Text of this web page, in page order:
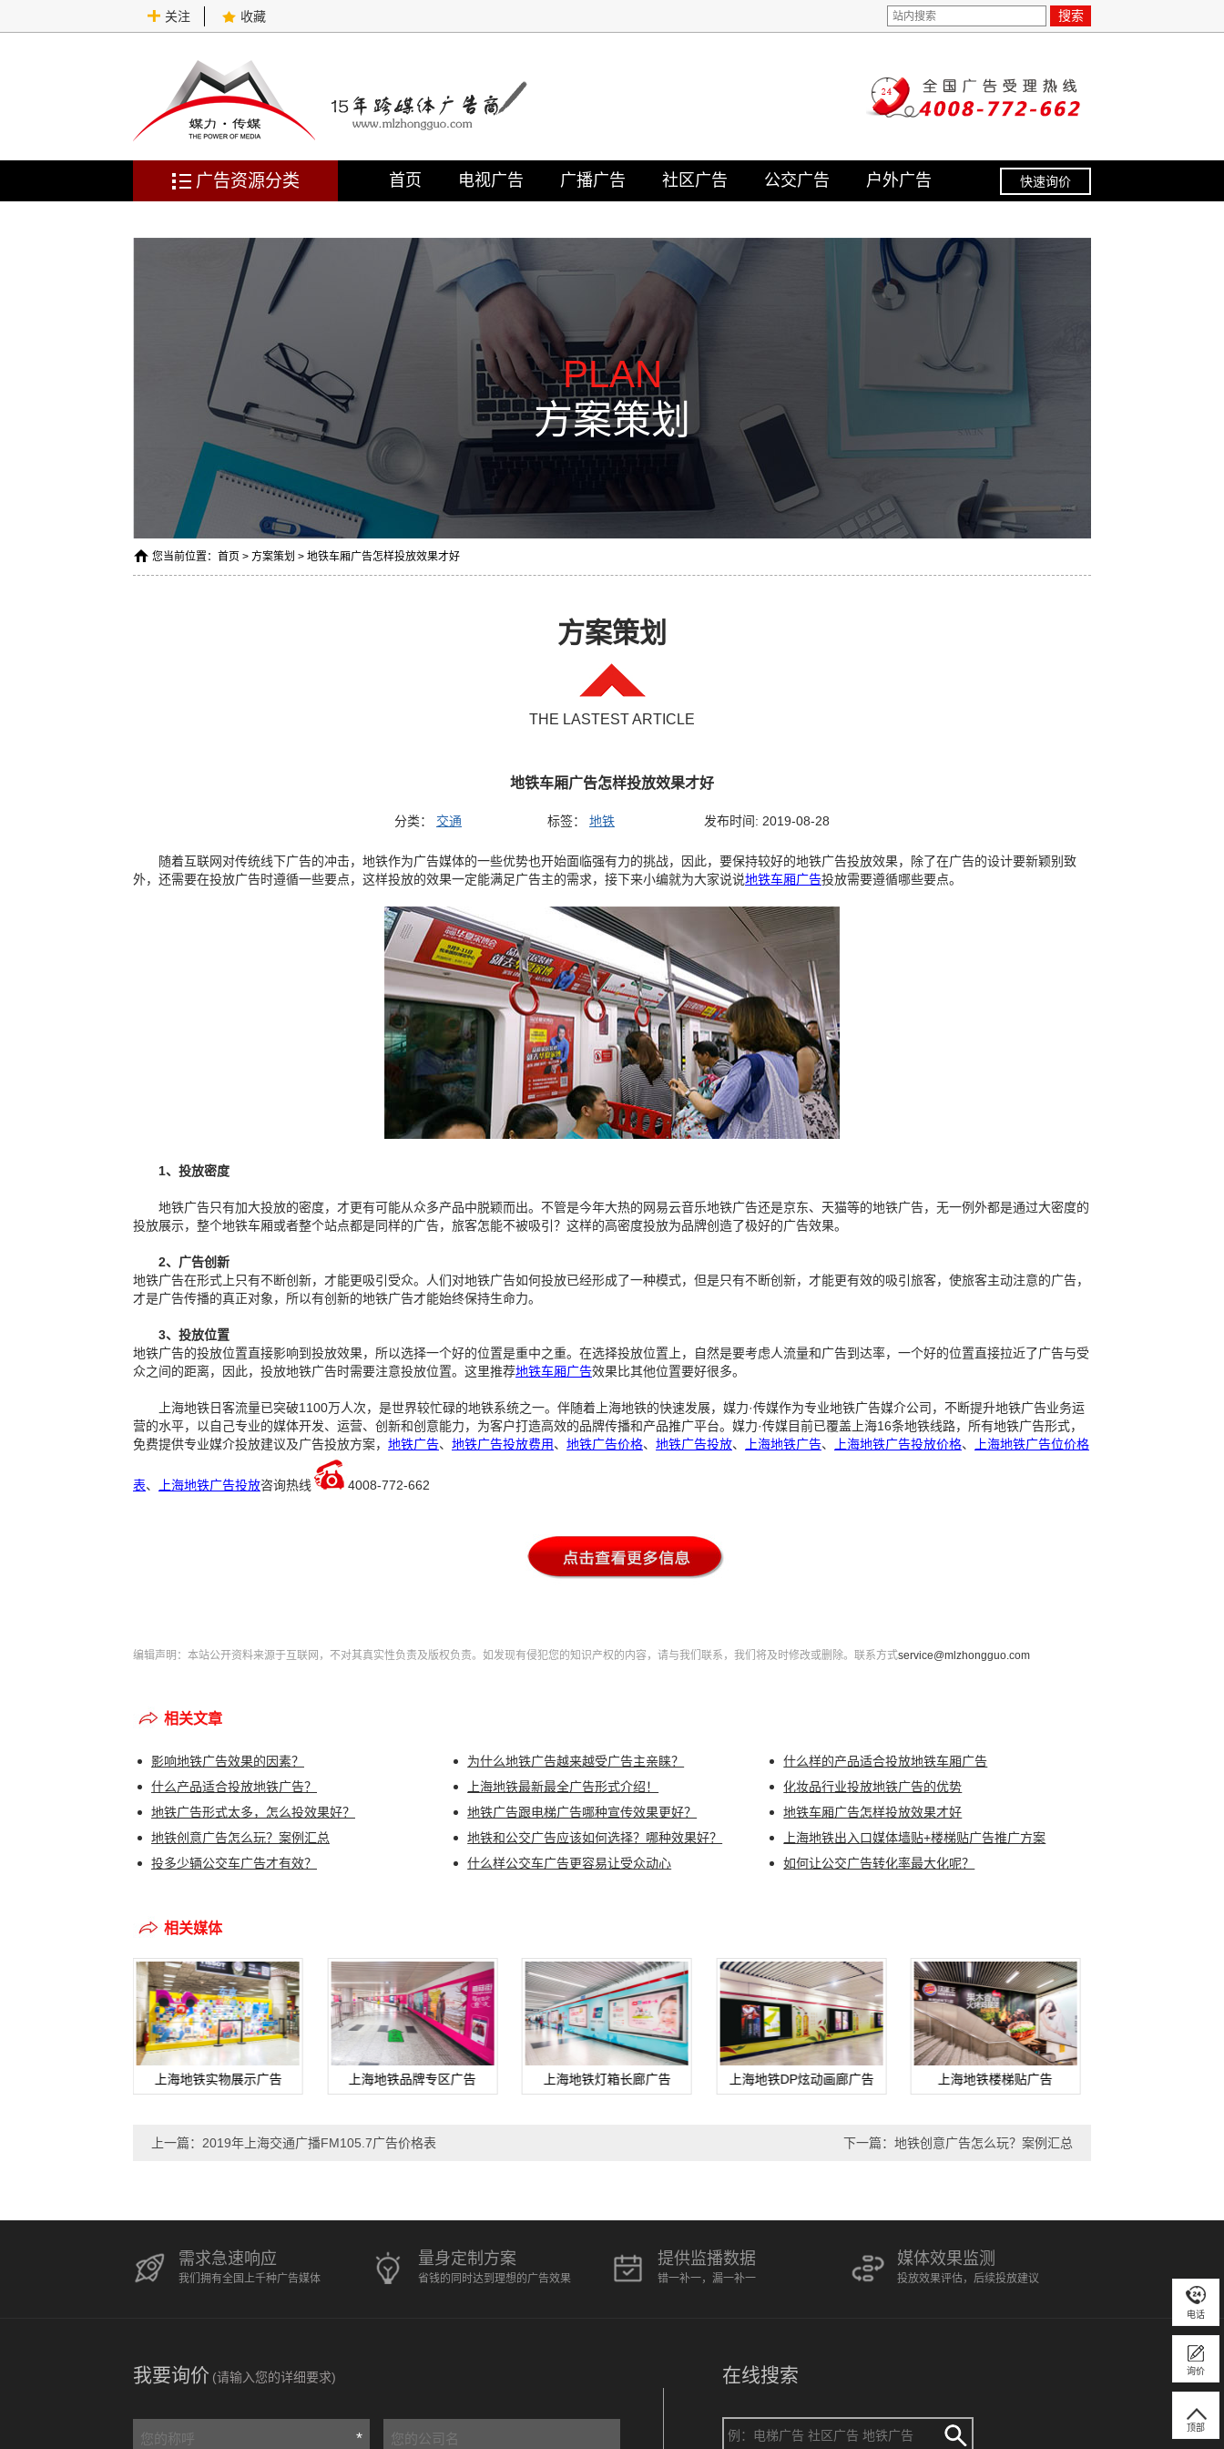
关注 收藏 搜索
广告资源分类 首页 电视广告 广播广告 社区广告 公交广告 户外广告 快速询价
PLAN
方案策划
您当前位置： 首页 > 方案策划 > 地铁车厢广告怎样投放效果才好
方案策划
THE LASTEST ARTICLE
地铁车厢广告怎样投放效果才好
分类： 交通 标签： 地铁 发布时间: 2019-08-28
随着互联网对传统线下广告的冲击，地铁作为广告媒体的一些优势也开始面临强有力的挑战，因此，要保持较好的地铁广告投放效果，除了在广告的设计要新颖别致
外，还需要在投放广告时遵循一些要点，这样投放的效果一定能满足广告主的需求，接下来小编就为大家说说地铁车厢广告投放需要遵循哪些要点。
1、投放密度
地铁广告只有加大投放的密度，才更有可能从众多产品中脱颖而出。不管是今年大热的网易云音乐地铁广告还是京东、天猫等的地铁广告，无一例外都是通过大密度的
投放展示，整个地铁车厢或者整个站点都是同样的广告，旅客怎能不被吸引？这样的高密度投放为品牌创造了极好的广告效果。
2、广告创新
地铁广告在形式上只有不断创新，才能更吸引受众。人们对地铁广告如何投放已经形成了一种模式，但是只有不断创新，才能更有效的吸引旅客，使旅客主动注意的广告，
才是广告传播的真正对象，所以有创新的地铁广告才能始终保持生命力。
3、投放位置
地铁广告的投放位置直接影响到投放效果，所以选择一个好的位置是重中之重。在选择投放位置上，自然是要考虑人流量和广告到达率，一个好的位置直接拉近了广告与受
众之间的距离，因此，投放地铁广告时需要注意投放位置。这里推荐地铁车厢广告效果比其他位置要好很多。
上海地铁日客流量已突破1100万人次，是世界较忙碌的地铁系统之一。伴随着上海地铁的快速发展，媒力·传媒作为专业地铁广告媒介公司，不断提升地铁广告业务运
营的水平，以自己专业的媒体开发、运营、创新和创意能力，为客户打造高效的品牌传播和产品推广平台。媒力·传媒目前已覆盖上海16条地铁线路，所有地铁广告形式，
免费提供专业媒介投放建议及广告投放方案， 地铁广告、 地铁广告投放费用、 地铁广告价格、 地铁广告投放、 上海地铁广告、 上海地铁广告投放价格、 上海地铁广告位价格
表、 上海地铁广告投放咨询热线 4008-772-662
编辑声明：本站公开资料来源于互联网，不对其真实性负责及版权负责。如发现有侵犯您的知识产权的内容，请与我们联系，我们将及时修改或删除。联系方式service@mlzhongguo.com
相关文章
影响地铁广告效果的因素？ 为什么地铁广告越来越受广告主亲睐？
什么样的产品适合投放地铁车厢广告
什么产品适合投放地铁广告？
上海地铁最新最全广告形式介绍！
化妆品行业投放地铁广告的优势
地铁广告形式太多，怎么投效果好？
地铁广告跟电梯广告哪种宣传效果更好？
地铁车厢广告怎样投放效果才好
地铁创意广告怎么玩？案例汇总
地铁和公交广告应该如何选择？哪种效果好？
上海地铁出入口媒体墙贴+楼梯贴广告推广方案
投多少辆公交车广告才有效？
什么样公交车广告更容易让受众动心 如何让公交广告转化率最大化呢？
相关媒体
上海地铁实物展示广告 上海地铁品牌专区广告 上海地铁灯箱长廊广告 上海地铁DP炫动画廊广告 上海地铁楼梯贴广告
上一篇：2019年上海交通广播FM105.7广告价格表 下一篇：地铁创意广告怎么玩？案例汇总
需求急速响应
我们拥有全国上千种广告媒体
量身定制方案
省钱的同时达到理想的广告效果
提供监播数据
错一补一，漏一补一
媒体效果监测
投放效果评估，后续投放建议
我要询价 (请输入您的详细要求)
*
在线搜索
电话
询价
顶部